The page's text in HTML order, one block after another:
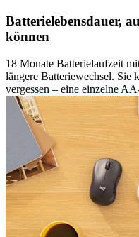
Batterielebensdauer,
können
18 Monate Batterielaufzeit
längere Batteriewechsel. Sie
vergessen – eine einzelne